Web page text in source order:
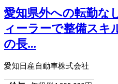
愛知県外への転勤な
ィーラーで整備スキ
の長...
愛知日産自動車株式会社